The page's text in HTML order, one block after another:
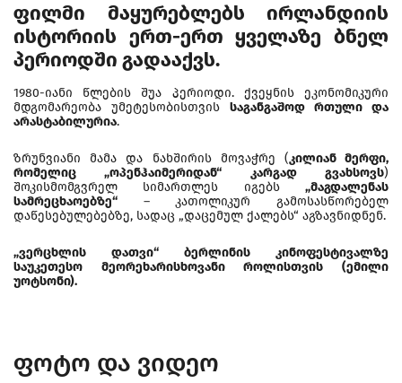
ფილმი მაყურებლებს ირლანდიის
ისტორიის ერთ-ერთ ყველაზე ბნელ
პერიოდში გადააქვს.
1980-იანი წლების შუა პერიოდი. ქვეყნის ეკონომიკური
მდგომარეობა უმეტესობისთვის საგანგაშოდ რთული და
არასტაბილურია.
ზრუნვიანი მამა და ნახშირის მოვაჭრე (კილიან მერფი,
რომელიც „ოპენჰაიმერიდან“ კარგად გვახსოვს)
შოკისმომგვრელ სიმართლეს იგებს „მაგდალენას
სამრეცხაოებზე“ – კათოლიკურ გამოსასწორებელ
დაწესებულებებზე, სადაც „დაცემულ ქალებს“ აგზავნიდნენ.
„ვერცხლის დათვი“ ბერლინის კინოფესტივალზე
საუკეთესო მეორეხარისხოვანი როლისთვის (ემილი
უოტსონი).
ფოტო და ვიდეო